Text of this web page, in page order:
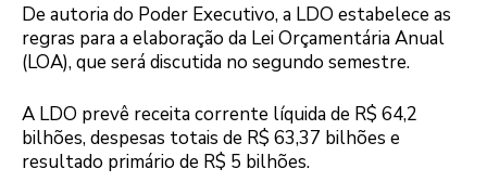
De autoria do Poder Executivo, a LDO estabelece as
regras para a elaboração da Lei Orçamentária Anual
(LOA), que será discutida no segundo semestre.
A LDO prevê receita corrente líquida de R$ 64,2
bilhões, despesas totais de R$ 63,37 bilhões e
resultado primário de R$ 5 bilhões.